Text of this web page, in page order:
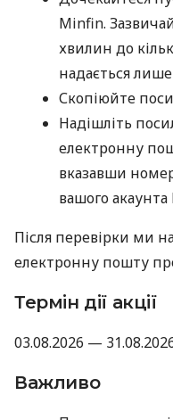
Minfin.
хвилин до
надається лише
Скопіюйте
Надішліть
електронну
вказавши
вашого
Після перевірки ми
електронну пошту
Термін дії акції
03.08.2026 —
Важливо